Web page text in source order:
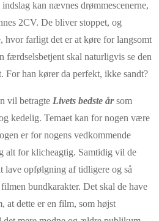
kan nævnes drømmescenerne,
2CV. De bliver stoppet, og
hvor farligt det er at køre for langsomt
færdselsbetjent skal naturligvis se den
For han kører da perfekt, ikke sandt?
vil betragte Livets bedste årsom
kedelig. Temaet kan for nogen være
er for nogens vedkommende
alt for klicheagtig. Samtidig vil de
lave opfølgning af tidligere og så
bundkarakter. Det skal de have
at dette er en film, som højst